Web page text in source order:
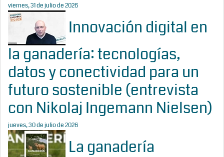
viernes, 31 de julio de 2026
Innovación digital en
la ganadería: tecnologías,
datos y conectividad para un
futuro sostenible (entrevista
con Nikolaj Ingemann Nielsen)
jueves, 30 de julio de 2026
La ganadería